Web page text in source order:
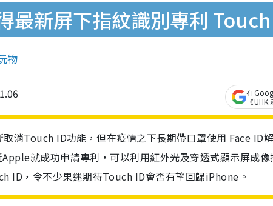
最新屏下指紋識別專利
物
在
《UHK
消Touch ID功能，但在疫情之下長期帶口罩使用 Face ID
就成功申請專利，可以利用紅外光及穿透式顯示屏成
ID，令不少果迷期待Touch ID會否有望回歸iPhone。